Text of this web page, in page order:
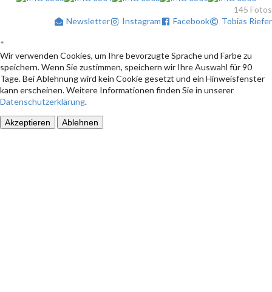
145 Fotos
Newsletter
Instagram Facebook Tobias Riefer
*
Wir verwenden Cookies, um Ihre bevorzugte Sprache und Farbe zu
speichern. Wenn Sie zustimmen, speichern wir Ihre Auswahl für 90
Tage. Bei Ablehnung wird kein Cookie gesetzt und ein Hinweisfenster
kann erscheinen. Weitere Informationen finden Sie in unserer
Datenschutzerklärung.
Akzeptieren Ablehnen